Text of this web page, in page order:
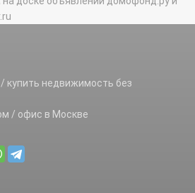
купить недвижимость без
/ офис в Москве